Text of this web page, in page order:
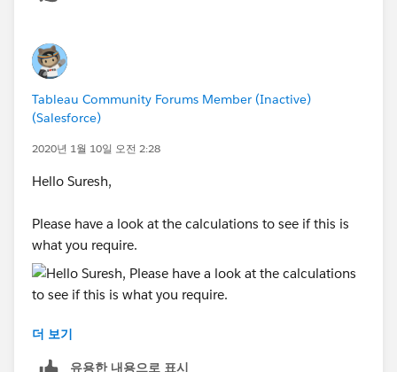
Regards
Lei
Tableau Community Forums Member (Inactive)
(Salesforce)
2020년 1월 10일 오전 2:28
Hello Suresh,
Please have a look at the calculations to see if this is
what you require.
[Service No Count]
{ FIXED [DC Sno]: COUNTD([Service No])}
더 보기
유용한 내용으로 표시